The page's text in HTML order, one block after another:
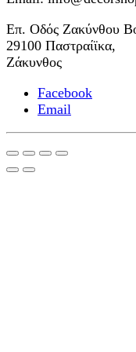
Επ. Οδός Ζακύνθου
29100 Παστραίϊκα,
Ζάκυνθος
Facebook
Email